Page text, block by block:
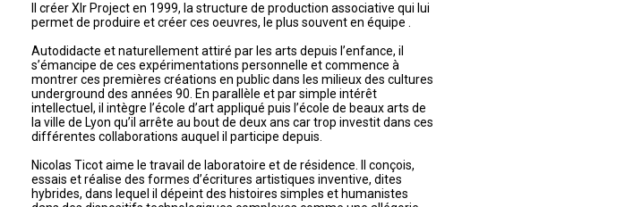
Il créer Xlr Project en 1999, la structure de production associative qui lui
permet de produire et créer ces oeuvres, le plus souvent en équipe .
Autodidacte et naturellement attiré par les arts depuis l’enfance, il
s’émancipe de ces expérimentations personnelle et commence à
montrer ces premières créations en public dans les milieux des cultures
underground des années 90. En parallèle et par simple intérêt
intellectuel, il intègre l’école d’art appliqué puis l’école de beaux arts de
la ville de Lyon qu’il arrête au bout de deux ans car trop investit dans ces
différentes collaborations auquel il participe depuis.
Nicolas Ticot aime le travail de laboratoire et de résidence. Il conçois,
essais et réalise des formes d’écritures artistiques inventive, dites
hybrides, dans lequel il dépeint des histoires simples et humanistes